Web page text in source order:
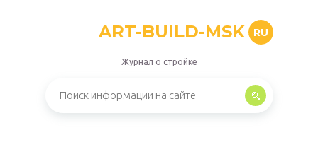
ART-BUILD-MSK RU
Журнал о стройке